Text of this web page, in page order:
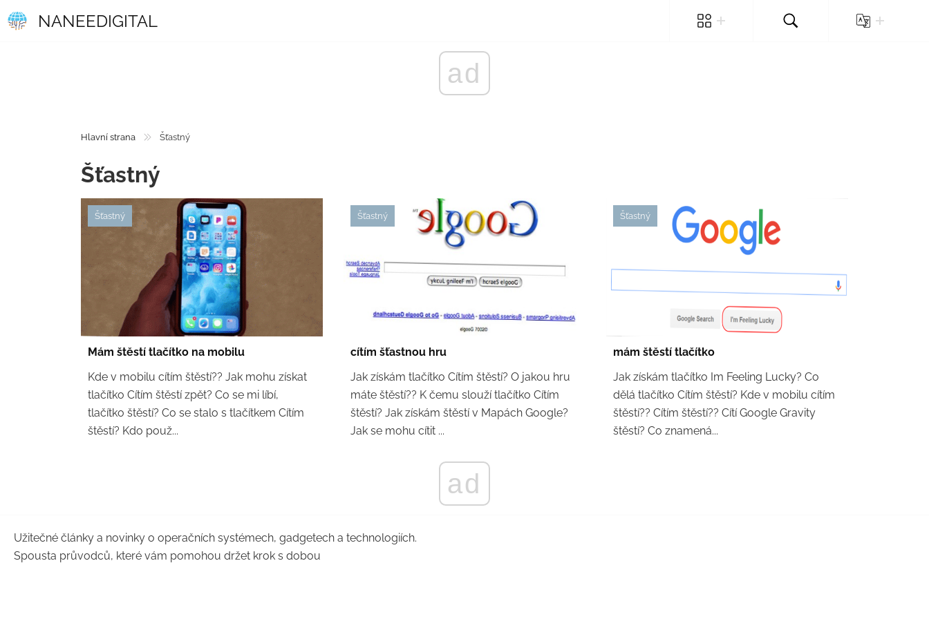
NANEEDIGITAL
ad
Hlavní strana Šťastný
Šťastný
Šťastný
Mám štěstí tlačítko na mobilu
Kde v mobilu cítím štěstí?? Jak mohu získat
tlačítko Cítím štěstí zpět? Co se mi líbí,
tlačítko štěstí? Co se stalo s tlačítkem Cítím
štěstí? Kdo použ...
Šťastný
cítím šťastnou hru
Jak získám tlačítko Cítím štěstí? O jakou hru
máte štěstí?? K čemu slouží tlačítko Cítím
štěstí? Jak získám štěstí v Mapách Google?
Jak se mohu cítit ...
Šťastný
mám štěstí tlačítko
Jak získám tlačítko Im Feeling Lucky? Co
dělá tlačítko Cítím štěstí? Kde v mobilu cítím
štěstí?? Cítím štěstí?? Cítí Google Gravity
štěstí? Co znamená...
ad
Užitečné články a novinky o operačních systémech, gadgetech a technologiích.
Spousta průvodců, které vám pomohou držet krok s dobou